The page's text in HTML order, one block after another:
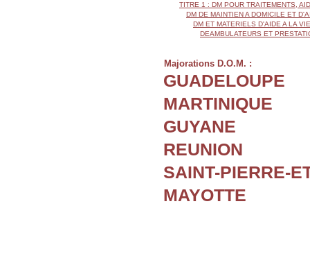
TITRE 1 : DM POUR TRAITEMENTS,
DM DE MAINTIEN A DOMICILE ET
DM ET MATERIELS D'AIDE A LA VIE
DEAMBULATEURS ET
Majorations D.O.M. :
GUADELOUPE
MARTINIQUE
GUYANE
REUNION
SAINT-PIERRE-
MAYOTTE